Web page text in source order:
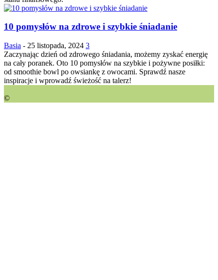
10 pomysłów na zdrowe i szybkie śniadanie
Basia - 25 listopada, 2024 3
Zaczynając dzień od zdrowego śniadania, możemy zyskać energię
na cały poranek. Oto 10 pomysłów na szybkie i pożywne posiłki:
od smoothie bowl po owsiankę z owocami. Sprawdź nasze
inspiracje i wprowadź świeżość na talerz!
©